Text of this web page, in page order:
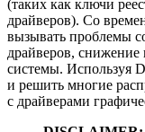
(таких как ключи
драйверов). Со
вызывать проблемы
драйверов, снижение
системы. Используя
и решить многие
с драйверами